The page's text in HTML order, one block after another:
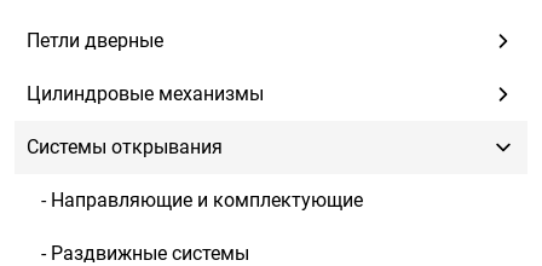
Петли дверные
Цилиндровые механизмы
Системы открывания
- Направляющие и комплектующие
- Раздвижные системы